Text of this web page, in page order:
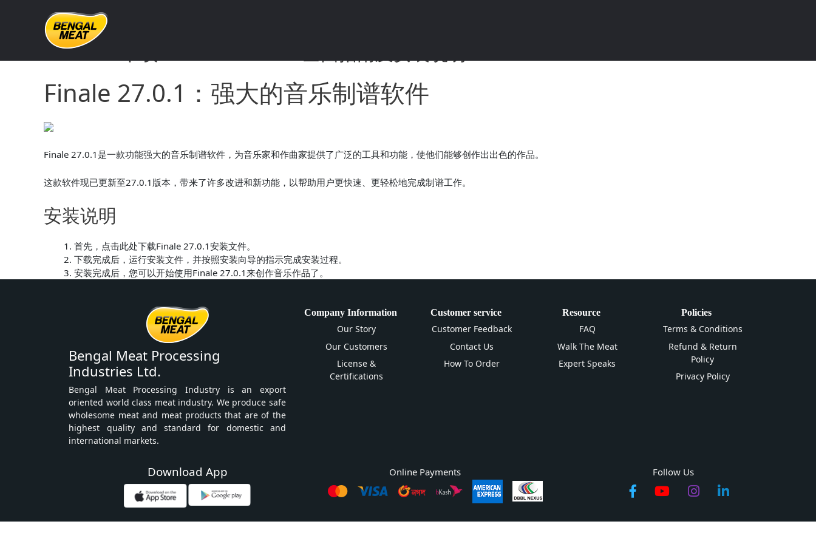
Windows下载：Finale 27.0.1 – 全面指南及安装说明
Finale 27.0.1：强大的音乐制谱软件
Finale 27.0.1是一款功能强大的音乐制谱软件，为音乐家和作曲家提供了广泛的工具和功能，使他们能够创作出出色的作品。
这款软件现已更新至27.0.1版本，带来了许多改进和新功能，以帮助用户更快速、更轻松地完成制谱工作。
安装说明
首先，点击此处下载Finale 27.0.1安装文件。
下载完成后，运行安装文件，并按照安装向导的指示完成安装过程。
安装完成后，您可以开始使用Finale 27.0.1来创作音乐作品了。
Bengal Meat Processing
Industries Ltd.
Bengal Meat Processing Industry is an export
oriented world class meat industry. We produce safe
wholesome meat and meat products that are of the
highest quality and standard for domestic and
international markets.
Company Information
Our Story
Our Customers
License &
Certifications
Customer service
Customer Feedback
Contact Us
How To Order
Resource
FAQ
Walk The Meat
Expert Speaks
Policies
Terms & Conditions
Refund & Return
Policy
Privacy Policy
Download App Online Payments Follow Us